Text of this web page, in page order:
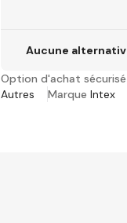
Aucune
Option d'achat
Autres
Marque Intex